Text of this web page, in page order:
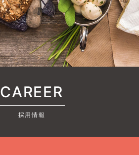
CAREER
採用情報